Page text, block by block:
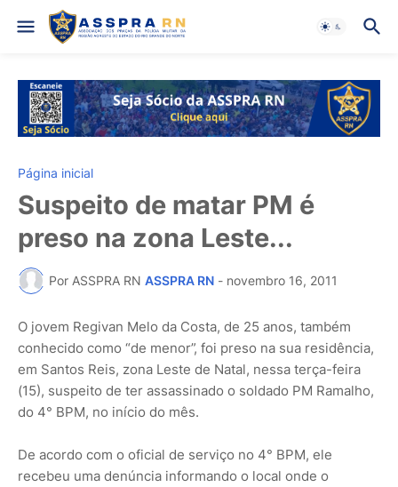
Página inicial
Suspeito de matar PM é
preso na zona Leste...
Por ASSPRA RN ASSPRA RN - novembro 16, 2011
O jovem Regivan Melo da Costa, de 25 anos, também
conhecido como “de menor”, foi preso na sua residência,
em Santos Reis, zona Leste de Natal, nessa terça-feira
(15), suspeito de ter assassinado o soldado PM Ramalho,
do 4° BPM, no início do mês.
De acordo com o oficial de serviço no 4° BPM, ele
recebeu uma denúncia informando o local onde o